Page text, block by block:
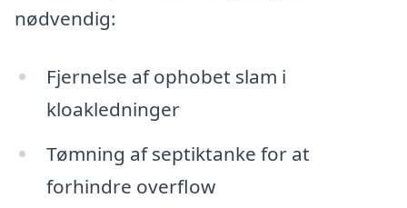
nødvendig:
Fjernelse af ophobet slam i
kloakledninger
Tømning af septiktanke for at
forhindre overflow